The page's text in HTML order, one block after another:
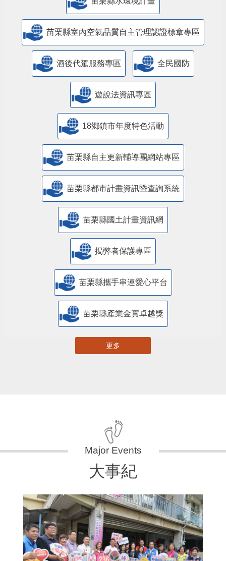
苗栗縣室內空氣品質自主管理認證標章專區
酒後代駕服務專區 全民國防
遊說法資訊專區
18鄉鎮市年度特色活動
苗栗縣自主更新輔導團網站專區
苗栗縣都市計畫資訊暨查詢系統
苗栗縣國土計畫資訊網
揭弊者保護專區
苗栗縣攜手串連愛心平台
苗栗縣產業金實卓越獎
更多
大事紀